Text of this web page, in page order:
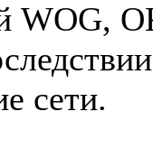
WOG,
сети.